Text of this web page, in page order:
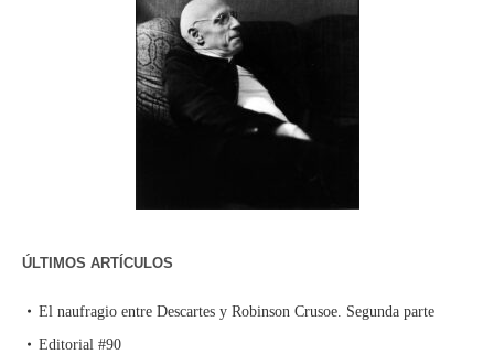
ÚLTIMOS ARTÍCULOS
El naufragio entre Descartes y Robinson Crusoe. Segunda parte
Editorial #90